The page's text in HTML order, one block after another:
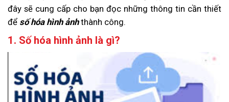
đây sẽ cung cấp cho bạn đọc những thông tin cần thiết
để số hóa hình ảnhthành công.
1. Số hóa hình ảnh là gì?